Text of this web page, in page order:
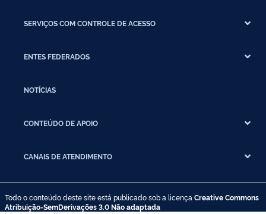
SERVIÇOS COM CONTROLE DE ACESSO
ENTES FEDERADOS
NOTÍCIAS
CONTEÚDO DE APOIO
CANAIS DE ATENDIMENTO
Todo o conteúdo deste site está publicado sob a licença Creative Commons
Atribuição-SemDerivações 3.0 Não adaptada